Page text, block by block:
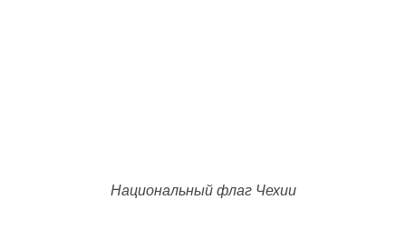
Национальный флаг Чехии